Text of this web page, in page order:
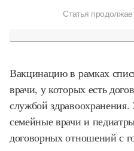
Статья
Вакцинацию в рамках
врачи, у которых есть
службой здравоохранения.
семейные врачи и
договорных отношений с